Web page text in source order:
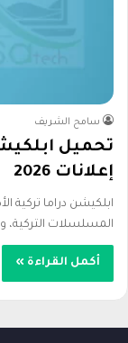
سامح الشريف
إعلانات 2026
المسلسلات التركية،
أكمل القراءة »